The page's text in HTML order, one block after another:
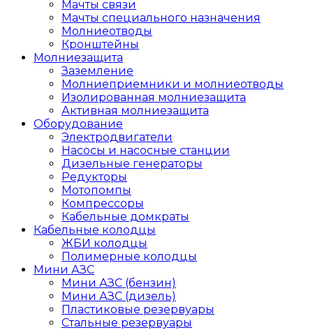
Мачты связи
Мачты специального назначения
Молниеотводы
Кронштейны
Молниезащита
Заземление
Молниеприемники и молниеотводы
Изолированная молниезащита
Активная молниезащита
Оборудование
Электродвигатели
Насосы и насосные станции
Дизельные генераторы
Редукторы
Мотопомпы
Компрессоры
Кабельные домкраты
Кабельные колодцы
ЖБИ колодцы
Полимерные колодцы
Мини АЗС
Мини АЗС (бензин)
Мини АЗС (дизель)
Пластиковые резервуары
Стальные резервуары